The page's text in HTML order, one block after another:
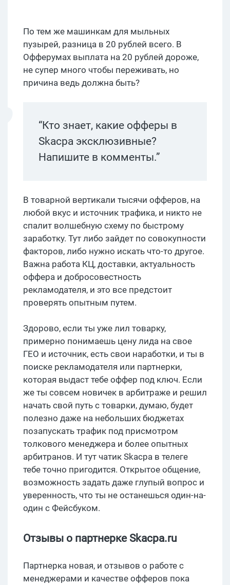
По тем же машинкам для мыльных
пузырей, разница в 20 рублей всего. В
Офферумах выплата на 20 рублей дороже,
не супер много чтобы переживать, но
причина ведь должна быть?
“Кто знает, какие офферы в
Skacpa эксклюзивные?
Напишите в комменты.”
В товарной вертикали тысячи офферов, на
любой вкус и источник трафика, и никто не
спалит волшебную схему по быстрому
заработку. Тут либо зайдет по совокупности
факторов, либо нужно искать что-то другое.
Важна работа КЦ, доставки, актуальность
оффера и добросовестность
рекламодателя, и это все предстоит
проверять опытным путем.
Здорово, если ты уже лил товарку,
примерно понимаешь цену лида на свое
ГЕО и источник, есть свои наработки, и ты в
поиске рекламодателя или партнерки,
которая выдаст тебе оффер под ключ. Если
же ты совсем новичек в арбитраже и решил
начать свой путь с товарки, думаю, будет
полезно даже на небольших бюджетах
позапускать трафик под присмотром
толкового менеджера и более опытных
арбитранов. И тут чатик Skacpa в телеге
тебе точно пригодится. Открытое общение,
возможность задать даже глупый вопрос и
уверенность, что ты не останешься один-на-
один с Фейсбуком.
Отзывы о партнерке Skacpa.ru
Партнерка новая, и отзывов о работе с
менеджерами и качестве офферов пока